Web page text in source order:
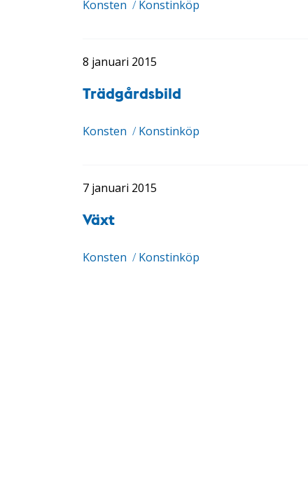
Konsten / Konstinköp
8 januari 2015
Trädgårdsbild
Konsten / Konstinköp
7 januari 2015
Växt
Konsten / Konstinköp